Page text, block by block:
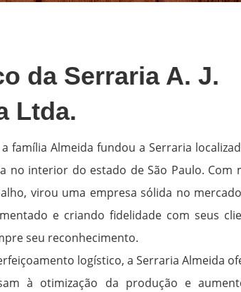
da Serraria A. J.
Ltda.
família Almeida fundou a Serraria
no interior do estado de São Paulo. Com
virou uma empresa sólida no
e criando fidelidade com seus
seu reconhecimento.
logístico, a Serraria Almeida
à otimização da produção e